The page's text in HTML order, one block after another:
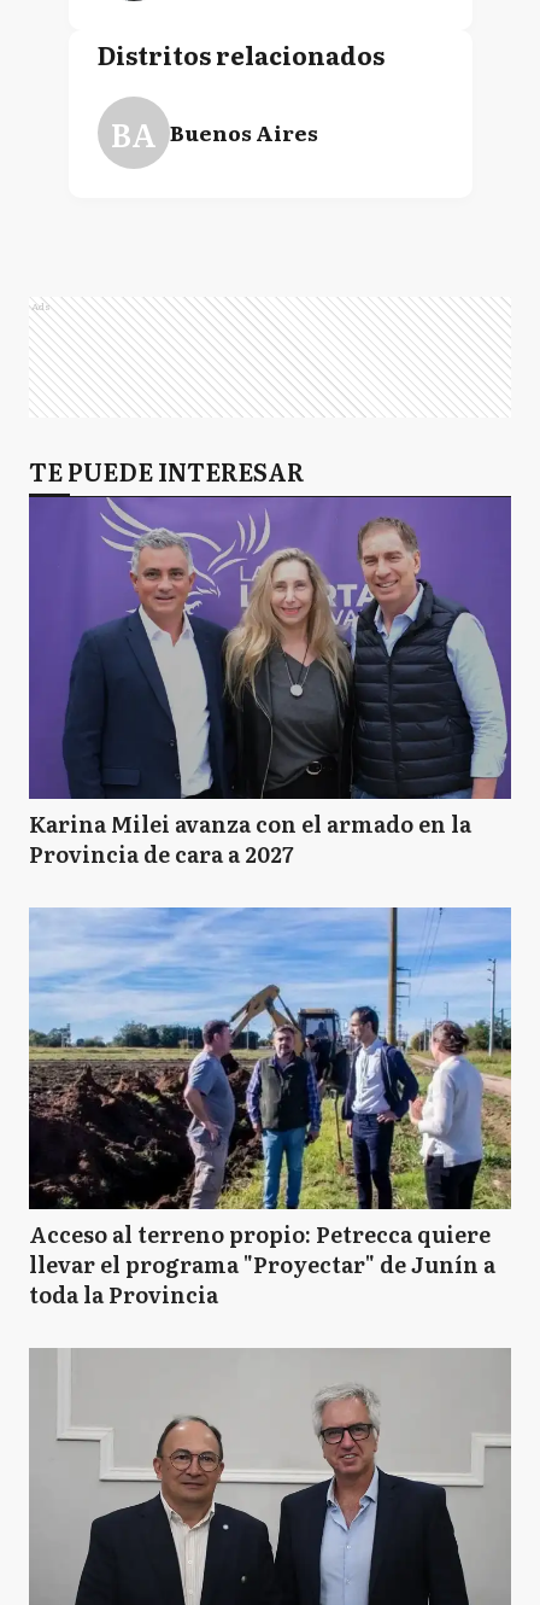
Distritos relacionados
BA Buenos Aires
Ads
TE PUEDE INTERESAR
Karina Milei avanza con el armado en la
Provincia de cara a 2027
Acceso al terreno propio: Petrecca quiere
llevar el programa "Proyectar" de Junín a
toda la Provincia